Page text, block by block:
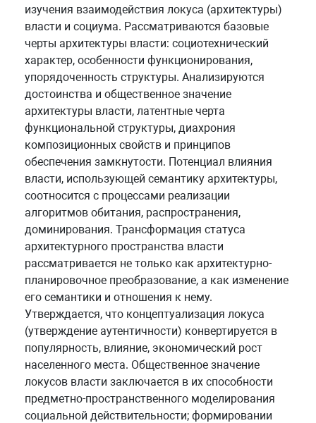
изучения взаимодействия локуса (архитектуры)
власти и социума. Рассматриваются базовые
черты архитектуры власти: социотехнический
характер, особенности функционирования,
упорядоченность структуры. Анализируются
достоинства и общественное значение
архитектуры власти, латентные черта
функциональной структуры, диахрония
композиционных свойств и принципов
обеспечения замкнутости. Потенциал влияния
власти, использующей семантику архитектуры,
соотносится с процессами реализации
алгоритмов обитания, распространения,
доминирования. Трансформация статуса
архитектурного пространства власти
рассматривается не только как архитектурно-
планировочное преобразование, а как изменение
его семантики и отношения к нему.
Утверждается, что концептуализация локуса
(утверждение аутентичности) конвертируется в
популярность, влияние, экономический рост
населенного места. Общественное значение
локусов власти заключается в их способности
предметно-пространственного моделирования
социальной действительности; формировании